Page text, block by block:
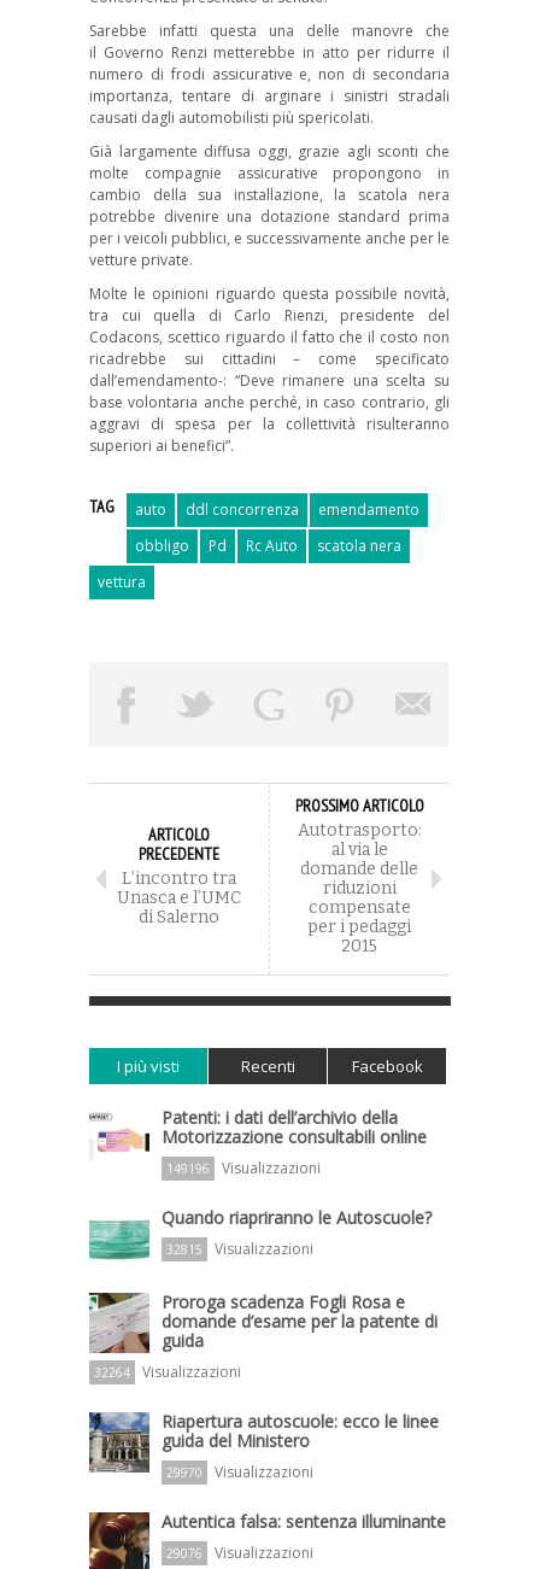
Sarebbe infatti questa una delle manovre che
il Governo Renzi metterebbe in atto per ridurre il
numero di frodi assicurative e, non di secondaria
importanza, tentare di arginare i sinistri stradali
causati dagli automobilisti più spericolati.
Già largamente diffusa oggi, grazie agli sconti che
molte compagnie assicurative propongono in
cambio della sua installazione, la scatola nera
potrebbe divenire una dotazione standard prima
per i veicoli pubblici, e successivamente anche per le
vetture private.
Molte le opinioni riguardo questa possibile novità,
tra cui quella di Carlo Rienzi, presidente del
Codacons, scettico riguardo il fatto che il costo non
ricadrebbe sui cittadini – come specificato
dall’emendamento-: “Deve rimanere una scelta su
base volontaria anche perché, in caso contrario, gli
aggravi di spesa per la collettività risulteranno
superiori ai benefici”.
TAG auto ddl concorrenza
emendamento
obbligo
Pd Rc Auto
scatola nera
vettura
ARTICOLO
PRECEDENTE
L’incontro tra
Unasca e l’UMC
di Salerno
PROSSIMO ARTICOLO
Autotrasporto:
al via le
domande delle
riduzioni
compensate
per i pedaggi
2015
I più visti Recenti Facebook
Patenti: i dati dell’archivio della
Motorizzazione consultabili online
149196 Visualizzazioni
Quando riapriranno le Autoscuole?
32815 Visualizzazioni
Proroga scadenza Fogli Rosa e
domande d’esame per la patente di
guida
32264 Visualizzazioni
Riapertura autoscuole: ecco le linee
guida del Ministero
29970 Visualizzazioni
Autentica falsa: sentenza illuminante
29076 Visualizzazioni